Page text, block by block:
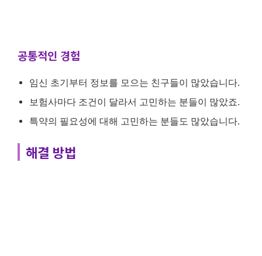
공통적인 경험
임신 초기부터 정보를 모으는 친구들이 많았습니다.
보험사마다 조건이 달라서 고민하는 분들이 많았죠.
특약의 필요성에 대해 고민하는 분들도 많았습니다.
해결 방법